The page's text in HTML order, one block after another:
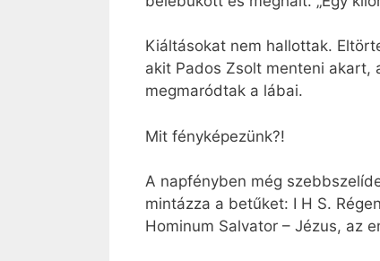
Kiáltásokat nem hallottak.
akit Pados Zsolt menteni
megmaródtak a lábai.
Mit fényképezünk?!
A napfényben még
mintázza a betűket: I H S.
Hominum Salvator – Jézus, az